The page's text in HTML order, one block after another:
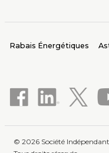
Rabais Énergétiques
© 2026 Société